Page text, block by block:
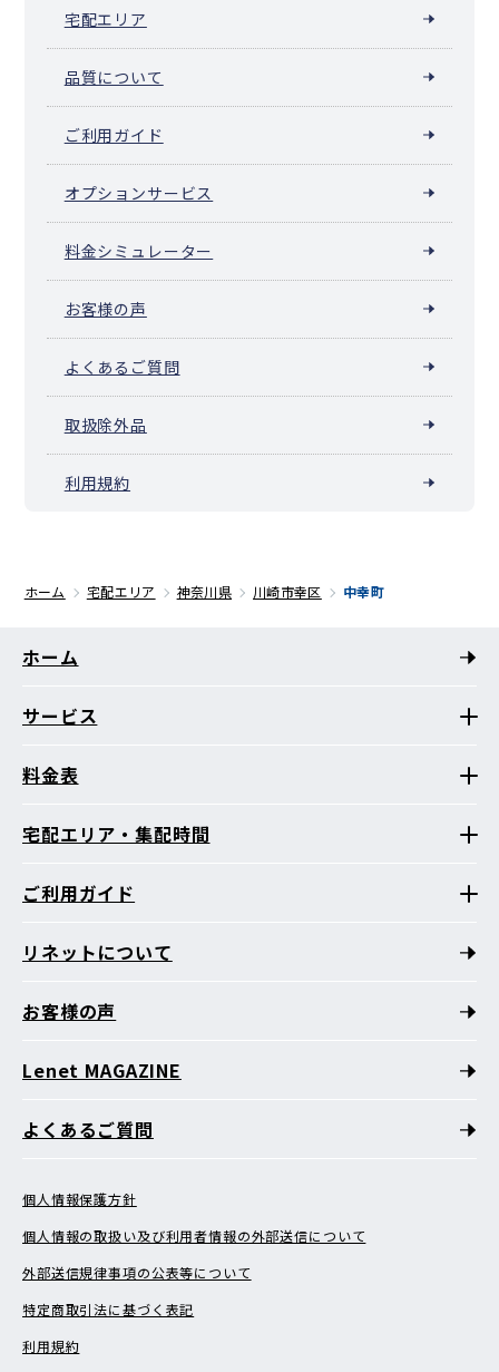
宅配エリア
品質について
ご利用ガイド
オプションサービス
料金シミュレーター
お客様の声
よくあるご質問
取扱除外品
利用規約
ホーム 宅配エリア 神奈川県 川崎市幸区 中幸町
ホーム
サービス
料金表
宅配エリア・集配時間
ご利用ガイド
リネットについて
お客様の声
Lenet MAGAZINE
よくあるご質問
個人情報保護方針
個人情報の取扱い及び利用者情報の外部送信について
外部送信規律事項の公表等について
特定商取引法に基づく表記
利用規約